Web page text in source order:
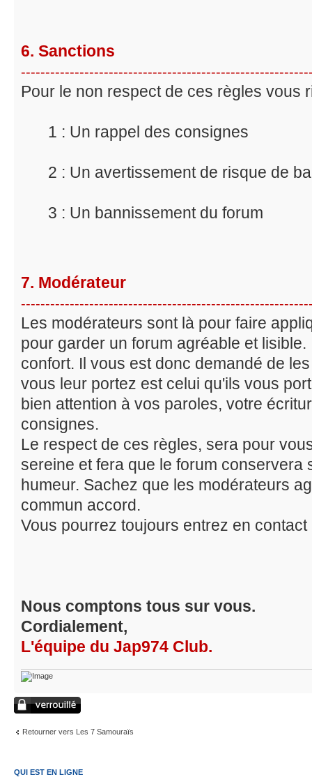
6. Sanctions
Pour le non respect de ces règles vous
1 : Un rappel des consignes
2 : Un avertissement de risque de
3 : Un bannissement du forum
7. Modérateur
Les modérateurs sont là pour faire
pour garder un forum agréable et
confort. Il vous est donc demandé de
vous leur portez est celui qu'ils vous
bien attention à vos paroles, votre
consignes.
Le respect de ces règles, sera pour
sereine et fera que le forum conservera
humeur. Sachez que les modérateurs
commun accord.
Vous pourrez toujours entrez en contact
Nous comptons tous sur vous.
Cordialement,
L'équipe du Jap974 Club.
Sujet verrouillé
Retourner vers Les 7 Samouraïs
QUI EST EN LIGNE